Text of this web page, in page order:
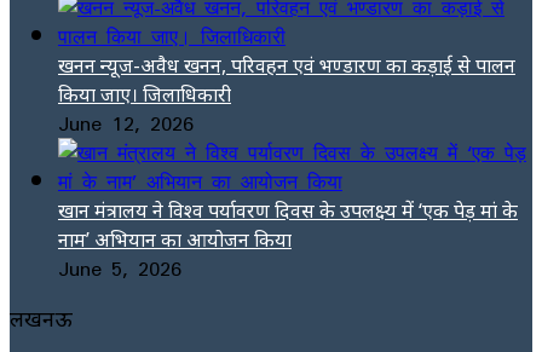
खनन न्यूज-अवैध खनन, परिवहन एवं भण्डारण का कड़ाई से पालन
किया जाए। जिलाधिकारी
June 12, 2026
खान मंत्रालय ने विश्व पर्यावरण दिवस के उपलक्ष्य में ‘एक पेड़ मां के
नाम’ अभियान का आयोजन किया
June 5, 2026
लखनऊ